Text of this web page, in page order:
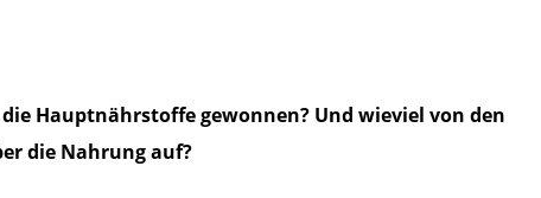
Hauptnährstoffe gewonnen? Und wieviel von den
die Nahrung auf?